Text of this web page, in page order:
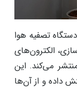
تصفیه هوا
الکترون‌های
می‌کند. این
داده و از آن‌ها